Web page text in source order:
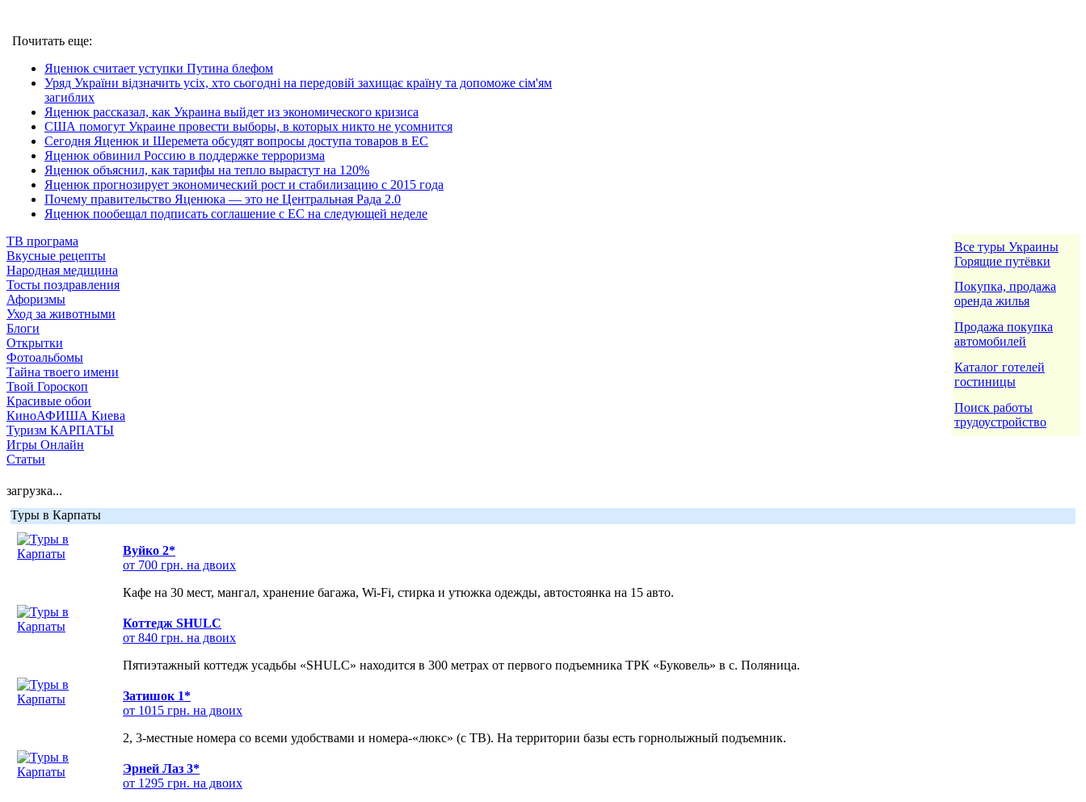
Почитать еще:
Яценюк считает уступки Путина блефом
Уряд України відзначить усіх, хто сьогодні на передовій захищає країну та допоможе сім'ям
загиблих
Яценюк рассказал, как Украина выйдет из экономического кризиса
США помогут Украине провести выборы, в которых никто не усомнится
Сегодня Яценюк и Шеремета обсудят вопросы доступа товаров в ЕС
Яценюк обвинил Россию в поддержке терроризма
Яценюк объяснил, как тарифы на тепло вырастут на 120%
Яценюк прогнозирует экономический рост и стабилизацию с 2015 года
Почему правительство Яценюка — это не Центральная Рада 2.0
Яценюк пообещал подписать соглашение с ЕС на следующей неделе
ТВ програма
Вкусные рецепты
Народная медицина
Тосты поздравления
Афоризмы
Уход за животными
Блоги
Открытки
Фотоальбомы
Тайна твоего имени
Твой Гороскоп
Красивые обои
КиноАФИША Киева
Туризм КАРПАТЫ
Игры Онлайн
Статьи
Все туры Украины
Горящие путёвки
Покупка, продажа
оренда жилья
Продажа покупка
автомобилей
Каталог готелей
гостиницы
Поиск работы
трудоустройство
загрузка...
Туры в Карпаты
Вуйко 2*
от 700 грн. на двоих
Кафе на 30 мест, мангал, хранение багажа, Wi-Fi, стирка и утюжка одежды, автостоянка на 15 авто.
Коттедж SHULC
от 840 грн. на двоих
Пятиэтажный коттедж усадьбы «SHULC» находится в 300 метрах от первого подъемника ТРК «Буковель» в с. Поляница.
Затишок 1*
от 1015 грн. на двоих
2, 3-местные номера со всеми удобствами и номера-«люкс» (с ТВ). На территории базы есть горнолыжный подъемник.
Эрней Лаз 3*
от 1295 грн. на двоих